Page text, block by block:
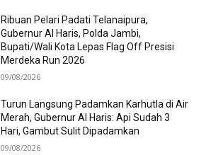
Ribuan Pelari Padati Telanaipura,
Gubernur Al Haris, Polda Jambi,
Bupati/Wali Kota Lepas Flag Off Presisi
Merdeka Run 2026
09/08/2026
Turun Langsung Padamkan Karhutla di Air
Merah, Gubernur Al Haris: Api Sudah 3
Hari, Gambut Sulit Dipadamkan
09/08/2026